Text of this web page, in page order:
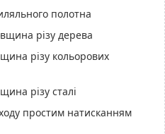
полотна
різу дерева
різу кольорових
різу сталі
простим натисканням